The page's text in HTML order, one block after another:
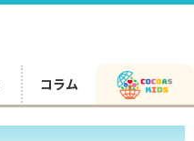
コラム